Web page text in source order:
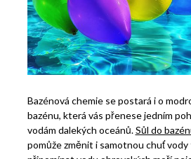
Bazénová chemie se postará i o
bazénu, která vás přenese jedním
vodám dalekých oceánů.Sůl do
pomůže změnit i samotnou chuť vody